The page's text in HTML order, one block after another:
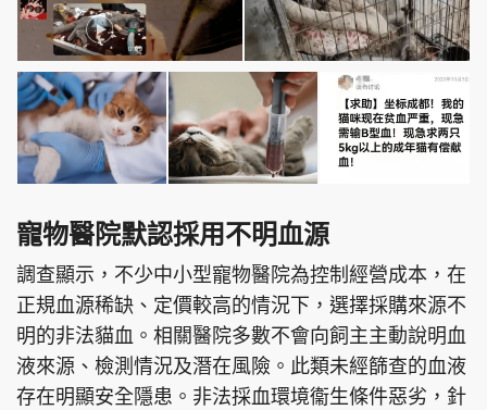
寵物醫院默認採用不明血源
調查顯示，不少中小型寵物醫院為控制經營成本，在
正規血源稀缺、定價較高的情況下，選擇採購來源不
明的非法貓血。相關醫院多數不會向飼主主動說明血
液來源、檢測情況及潛在風險。此類未經篩查的血液
存在明顯安全隱患。非法採血環境衞生條件惡劣，針